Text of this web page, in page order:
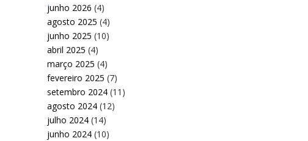
junho 2026 (4)
agosto 2025 (4)
junho 2025 (10)
abril 2025 (4)
março 2025 (4)
fevereiro 2025 (7)
setembro 2024 (11)
agosto 2024 (12)
julho 2024 (14)
junho 2024 (10)